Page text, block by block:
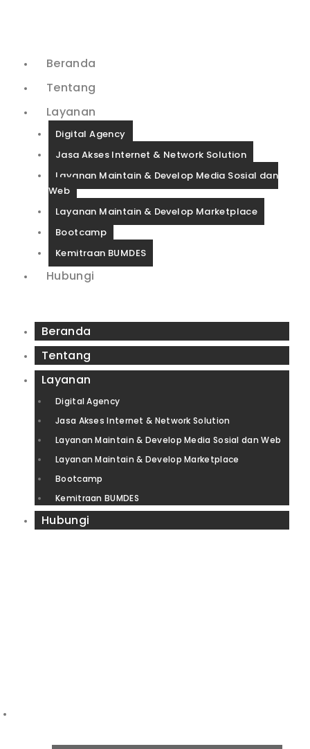
Beranda
Tentang
Layanan
Digital Agency
Jasa Akses Internet & Network Solution
Layanan Maintain & Develop Media Sosial dan
Web
Layanan Maintain & Develop Marketplace
Bootcamp
Kemitraan BUMDES
Hubungi
Beranda
Tentang
Layanan
Digital Agency
Jasa Akses Internet & Network Solution
Layanan Maintain & Develop Media Sosial dan Web
Layanan Maintain & Develop Marketplace
Bootcamp
Kemitraan BUMDES
Hubungi